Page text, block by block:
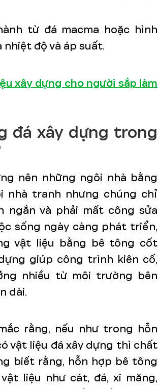
từ đá macma hoặc hình
độ và áp suất.
xây dựng cho người sắp làm
đá xây dựng trong
nên những ngôi nhà bằng
nhà tranh nhưng chúng chỉ
và phải mất công sửa
sống ngày càng phát triển,
vật liệu bằng bê tông cốt
giúp công trình kiên cố,
nhiều từ môi trường bên
dài.
rằng, nếu như trong hỗn
vật liệu đá xây dựng thì chất
biết rằng, hỗn hợp bê tông
liệu như cát, đá, xi măng,